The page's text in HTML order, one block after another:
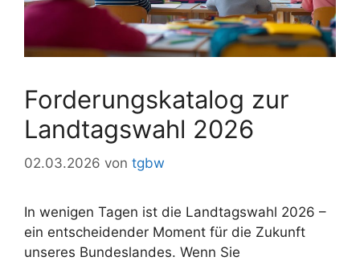
Forderungskatalog zur
Landtagswahl 2026
02.03.2026 von tgbw
In wenigen Tagen ist die Landtagswahl 2026 –
ein entscheidender Moment für die Zukunft
unseres Bundeslandes. Wenn Sie